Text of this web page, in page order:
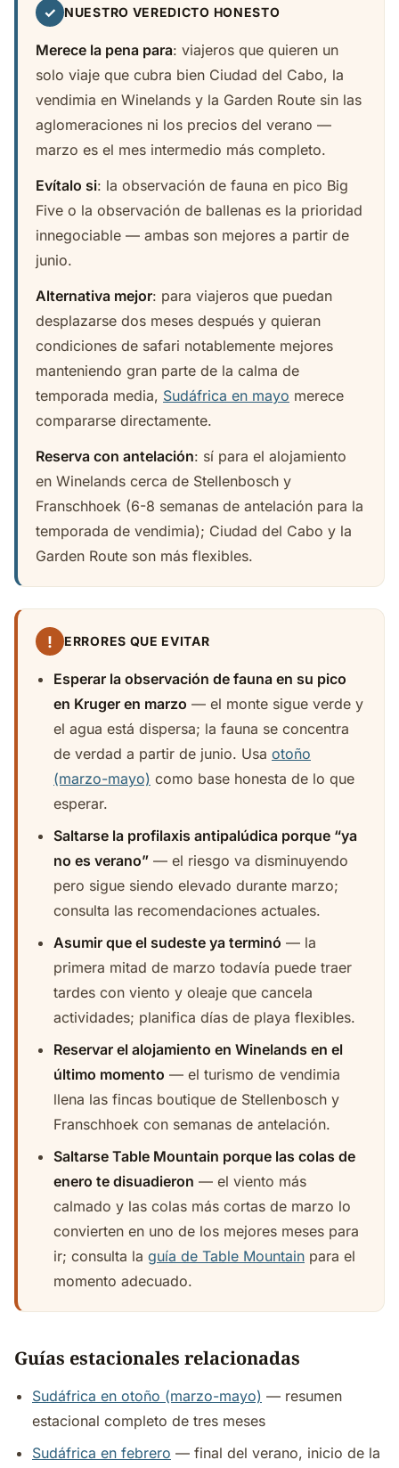
✓ NUESTRO VEREDICTO HONESTO
Merece la pena para: viajeros que quieren un
solo viaje que cubra bien Ciudad del Cabo, la
vendimia en Winelands y la Garden Route sin las
aglomeraciones ni los precios del verano —
marzo es el mes intermedio más completo.
Evítalo si: la observación de fauna en pico Big
Five o la observación de ballenas es la prioridad
innegociable — ambas son mejores a partir de
junio.
Alternativa mejor: para viajeros que puedan
desplazarse dos meses después y quieran
condiciones de safari notablemente mejores
manteniendo gran parte de la calma de
temporada media, Sudáfrica en mayo merece
compararse directamente.
Reserva con antelación: sí para el alojamiento
en Winelands cerca de Stellenbosch y
Franschhoek (6-8 semanas de antelación para la
temporada de vendimia); Ciudad del Cabo y la
Garden Route son más flexibles.
! ERRORES QUE EVITAR
Esperar la observación de fauna en su pico
en Kruger en marzo — el monte sigue verde y
el agua está dispersa; la fauna se concentra
de verdad a partir de junio. Usa otoño
(marzo-mayo) como base honesta de lo que
esperar.
Saltarse la profilaxis antipalúdica porque “ya
no es verano” — el riesgo va disminuyendo
pero sigue siendo elevado durante marzo;
consulta las recomendaciones actuales.
Asumir que el sudeste ya terminó — la
primera mitad de marzo todavía puede traer
tardes con viento y oleaje que cancela
actividades; planifica días de playa flexibles.
Reservar el alojamiento en Winelands en el
último momento — el turismo de vendimia
llena las fincas boutique de Stellenbosch y
Franschhoek con semanas de antelación.
Saltarse Table Mountain porque las colas de
enero te disuadieron — el viento más
calmado y las colas más cortas de marzo lo
convierten en uno de los mejores meses para
ir; consulta la guía de Table Mountain para el
momento adecuado.
Guías estacionales relacionadas
Sudáfrica en otoño (marzo-mayo) — resumen
estacional completo de tres meses
Sudáfrica en febrero — final del verano, inicio de la